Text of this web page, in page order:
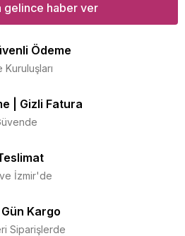
gelince haber ver
Ödeme
| Gizli Fatura
İzmir'de
Kargo
Siparişlerde